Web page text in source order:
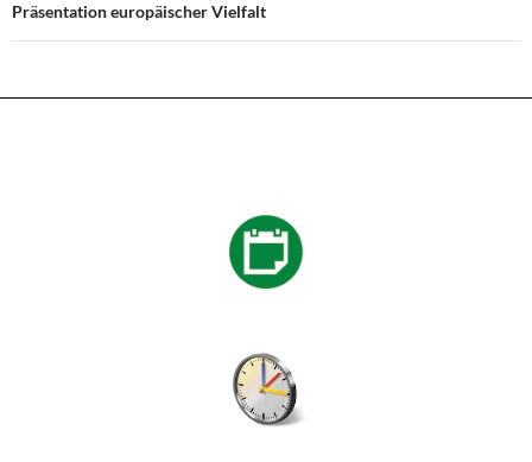
Präsentation europäischer Vielfalt